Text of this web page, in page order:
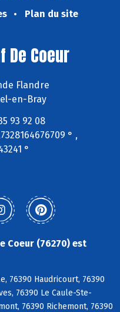
Plan du site
De Coeur
Flandre
en-Bray
93 92 08
° ,
°
Coeur (76270) est
76390 Haudricourt, 76390
76390 Le Caule-Ste-
76390 Richemont, 76390